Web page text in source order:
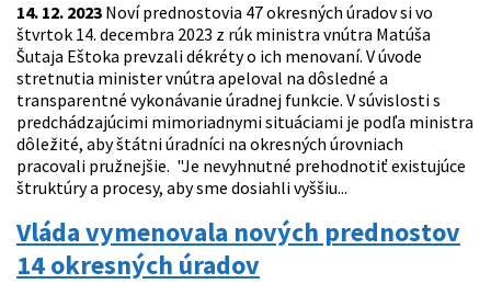
14. 12. 2023 Noví prednostovia 47 okresných úradov si vo
štvrtok 14. decembra 2023 z rúk ministra vnútra Matúša
Šutaja Eštoka prevzali dékréty o ich menovaní. V úvode
stretnutia minister vnútra apeloval na dôsledné a
transparentné vykonávanie úradnej funkcie. V súvislosti s
predchádzajúcimi mimoriadnymi situáciami je podľa ministra
dôležité, aby štátni úradníci na okresných úrovniach
pracovali pružnejšie. "Je nevyhnutné prehodnotiť existujúce
štruktúry a procesy, aby sme dosiahli vyššiu...
Vláda vymenovala nových prednostov
14 okresných úradov